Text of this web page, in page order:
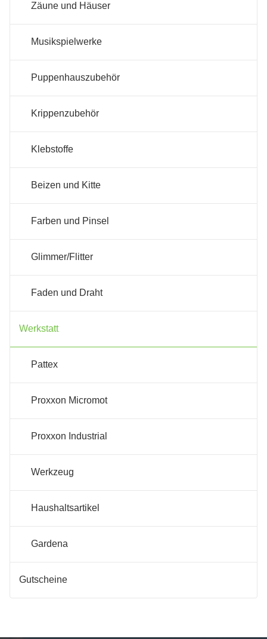
Zäune und Häuser
Musikspielwerke
Puppenhauszubehör
Krippenzubehör
Klebstoffe
Beizen und Kitte
Farben und Pinsel
Glimmer/Flitter
Faden und Draht
Werkstatt
Pattex
Proxxon Micromot
Proxxon Industrial
Werkzeug
Haushaltsartikel
Gardena
Gutscheine